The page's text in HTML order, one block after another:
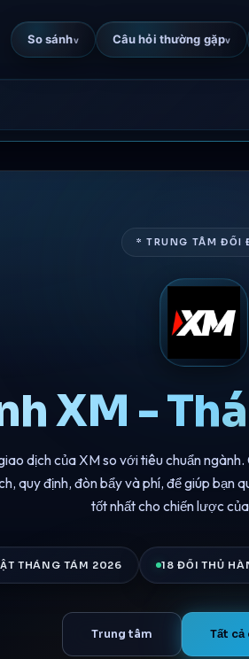
So sánhv Câu hỏi thường gặpv
* TRUNG TÂM ĐỐI
XM -
dịch của XM so với tiêu chuẩn
quy định, đòn bẩy và phí, để giúp bạn
tốt nhất cho chiến lược
THÁNG TÁM 2026 18 ĐỐI THỦ
Trung tâm Tất cả